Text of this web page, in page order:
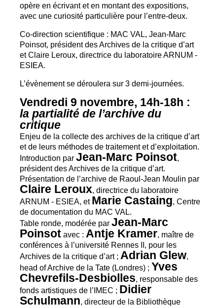
opère en écrivant et en montant des expositions,
avec une curiosité particulière pour l’entre-deux.
Co-direction scientifique : MAC VAL, Jean-Marc
Poinsot, président des Archives de la critique d’art
et Claire Leroux, directrice du laboratoireARNUM -
ESIEA.
L’évènement se déroulera sur 3 demi-journées.
Vendredi 9 novembre, 14h-18h :
la partialité de l’archive du
critique
Enjeu de la collecte des archives de la critique d’art
et de leurs méthodes de traitement et d’exploitation.
Introduction par Jean-Marc Poinsot,
président des Archives de la critique d’art.
Présentation de l’archive de Raoul-Jean Moulin par
Claire Leroux, directrice du laboratoire
ARNUM - ESIEA, et Marie Castaing, Centre
de documentation du MAC VAL.
Table ronde, modérée par Jean-Marc
Poinsot avec : Antje Kramer, maître de
conférences à l’université Rennes II, pour les
Archives de la critique d’art ; Adrian Glew,
head of Archive de la Tate (Londres) ; Yves
Chevrefils-Desbiolles, responsable des
fonds artistiques de l’IMEC ; Didier
Schulmann, directeur de la Bibliothèque